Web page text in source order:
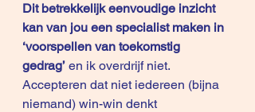
Dit betrekkelijk eenvoudige inzicht
kan van jou een specialist maken in
‘voorspellen van toekomstig
gedrag’ en ik overdrijf niet.
Accepteren dat niet iedereen (bijna
niemand) win-win denkt